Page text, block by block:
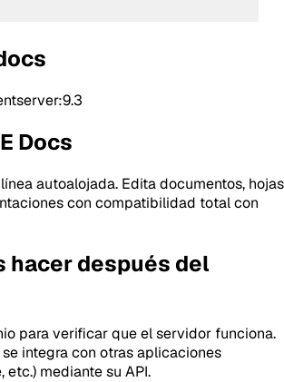
Docs
autoalojada. Edita documentos, hojas
con compatibilidad total con
hacer después del
para verificar que el servidor funciona.
se integra con otras aplicaciones
etc.) mediante su API.